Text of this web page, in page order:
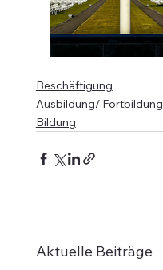
Beschäftigung
Ausbildung/ Fortbildung
Bildung
Aktuelle Beiträge